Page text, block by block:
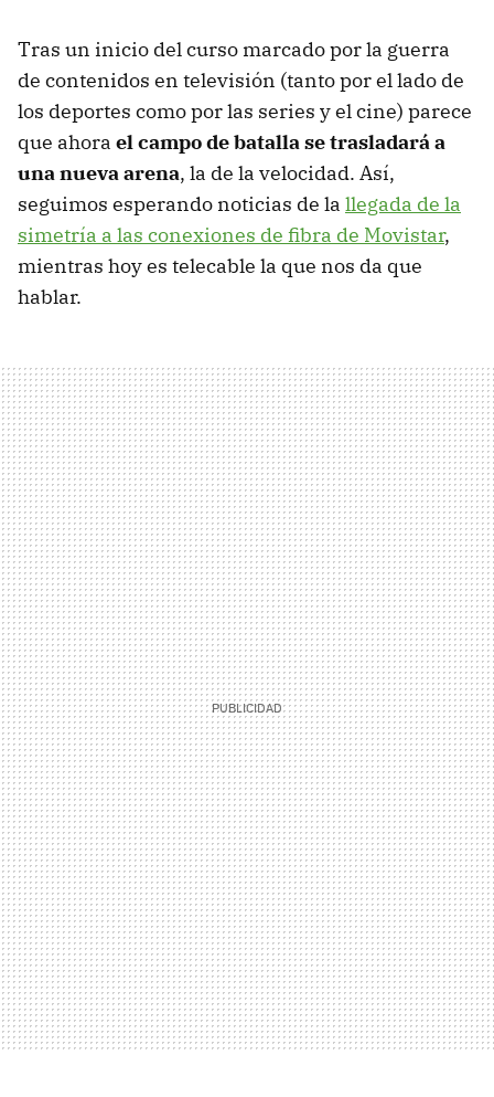
Tras un inicio del curso marcado por la guerra
de contenidos en televisión (tanto por el lado de
los deportes como por las series y el cine) parece
que ahora el campo de batalla se trasladará a
una nueva arena, la de la velocidad. Así,
seguimos esperando noticias de la llegada de la
simetría a las conexiones de fibra de Movistar,
mientras hoy es telecable la que nos da que
hablar.